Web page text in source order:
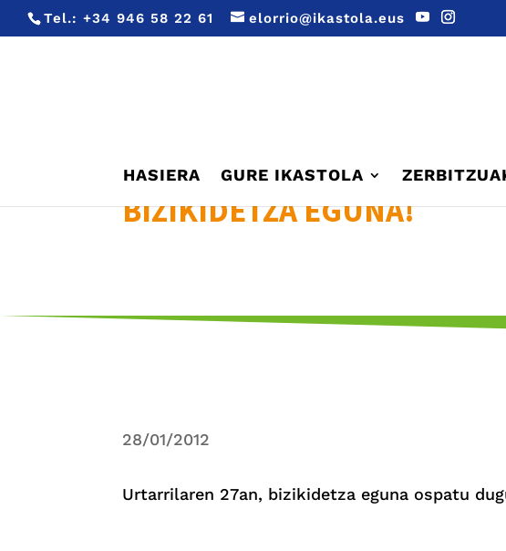
Tel.: +34 946 58 22 61 elorrio@ikastola.eus
HASIERA GURE IKASTOLA
BIZIKIDETZA EGUNA!
28/01/2012
Urtarrilaren 27an, bizikidetza eguna ospatu